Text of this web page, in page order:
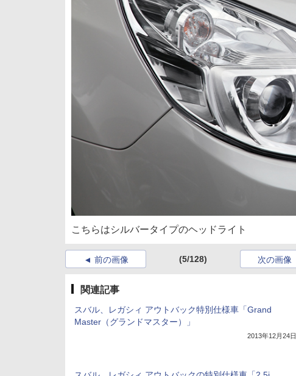
こちらはシルバータイプのヘッドライト
前の画像 (5/128) 次の画像
関連記事
スバル、レガシィ アウトバック特別仕様車「Grand
Master（グランドマスター）」
2013年12月24日